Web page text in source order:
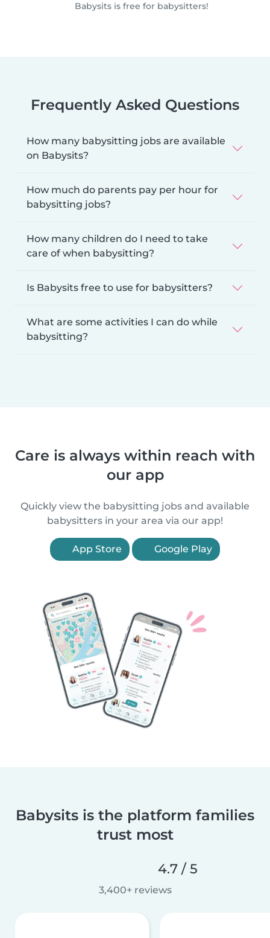
Babysits is free for babysitters!
Frequently Asked Questions
How many babysitting jobs are available
on Babysits?
How much do parents pay per hour for
babysitting jobs?
How many children do I need to take
care of when babysitting?
Is Babysits free to use for babysitters?
What are some activities I can do while
babysitting?
Care is always within reach with
our app
Quickly view the babysitting jobs and available
babysitters in your area via our app!
App Store Google Play
Babysits is the platform families
trust most
4.7 / 5
3,400+ reviews